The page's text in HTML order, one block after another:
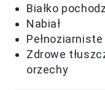
Białko
Nabiał
Zdrowe
orzechy